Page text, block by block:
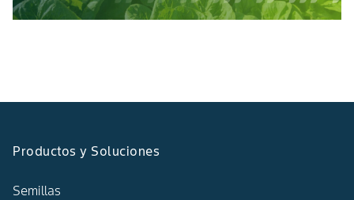
Productos y Soluciones
Semillas